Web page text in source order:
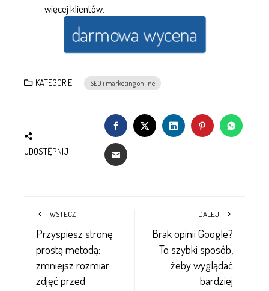
więcej klientów.
darmowa wycena
KATEGORIE SEO i marketing online
UDOSTĘPNIJ
WSTECZ
Przyspiesz stronę
prostą metodą:
zmniejsz rozmiar
zdjęć przed
DALEJ
Brak opinii Google?
To szybki sposób,
żeby wyglądać
bardziej